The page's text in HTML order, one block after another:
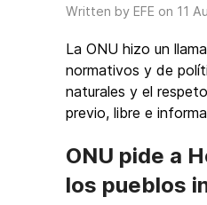
Written by EFE on 11
La ONU hizo un
normativos y de
naturales y el
previo, libre e
ONU pide a
los pueblos